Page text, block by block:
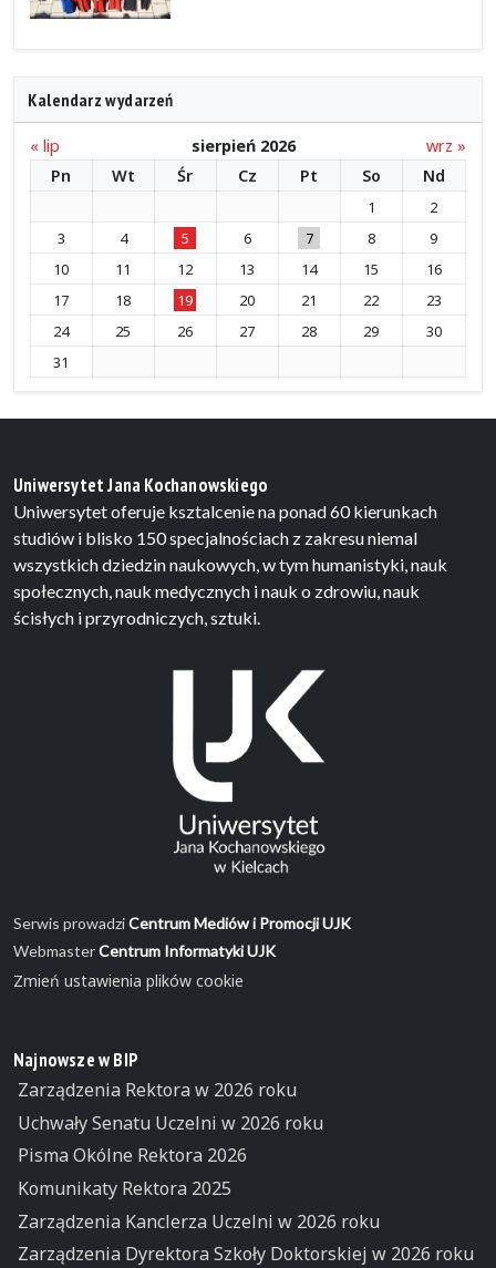
Kalendarz wydarzeń
« lip sierpień 2026
wrz »
Pn
Wt Śr Cz Pt So Nd
1
2
3
4 5 6 7 8
9
10
11 12 13 14 15
16
17
18 19 20 21 22
23
24
25 26 27 28 29
30
31
Uniwersytet Jana Kochanowskiego
Uniwersytet oferuje ksztalcenie na ponad 60 kierunkach
studiów i blisko 150 specjalnościach z zakresu niemal
wszystkich dziedzin naukowych, w tym humanistyki, nauk
społecznych, nauk medycznych i nauk o zdrowiu, nauk
ścisłych i przyrodniczych, sztuki.
Serwis prowadziCentrum Mediów i Promocji UJK
WebmasterCentrum Informatyki UJK
Zmień ustawienia plików cookie
Najnowsze w BIP
Zarządzenia Rektora w 2026 roku
Uchwały Senatu Uczelni w 2026 roku
Pisma Okólne Rektora 2026
Komunikaty Rektora 2025
Zarządzenia Kanclerza Uczelni w 2026 roku
Zarządzenia Dyrektora Szkoły Doktorskiej w 2026 roku